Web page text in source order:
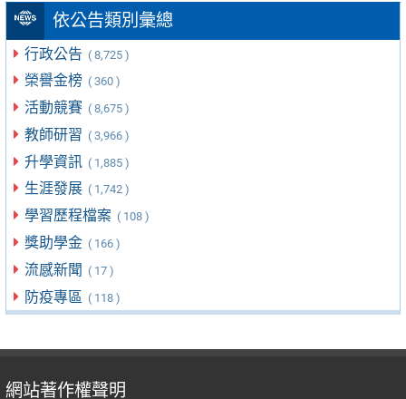
依公告類別彙總
行政公告 ( 8,725 )
榮譽金榜 ( 360 )
活動競賽 ( 8,675 )
教師研習 ( 3,966 )
升學資訊 ( 1,885 )
生涯發展 ( 1,742 )
學習歷程檔案 ( 108 )
獎助學金 ( 166 )
流感新聞 ( 17 )
防疫專區 ( 118 )
網站著作權聲明